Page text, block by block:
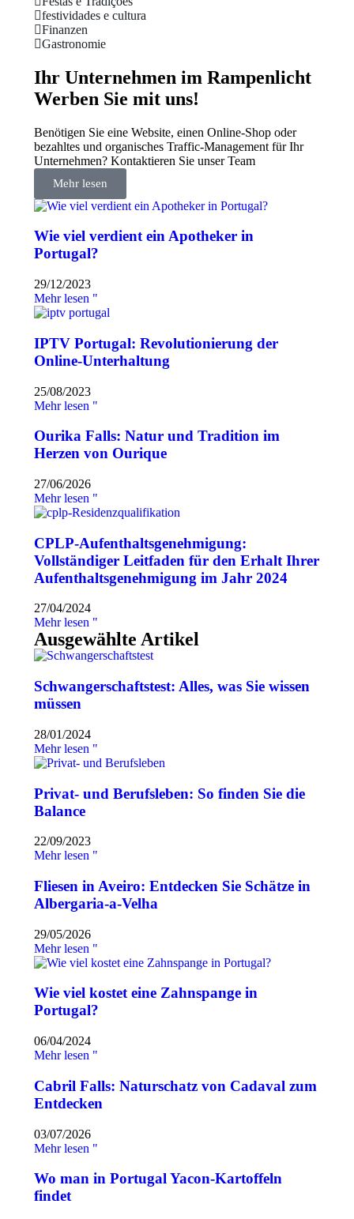
festividades e cultura
Finanzen
Gastronomie
Ihr Unternehmen im Rampenlicht
Werben Sie mit uns!
Benötigen Sie eine Website, einen Online-Shop oder
bezahltes und organisches Traffic-Management für Ihr
Unternehmen? Kontaktieren Sie unser Team
Mehr lesen
Wie viel verdient ein Apotheker in
Portugal?
29/12/2023
Mehr lesen "
IPTV Portugal: Revolutionierung der
Online-Unterhaltung
25/08/2023
Mehr lesen "
Ourika Falls: Natur und Tradition im
Herzen von Ourique
27/06/2026
Mehr lesen "
CPLP-Aufenthaltsgenehmigung:
Vollständiger Leitfaden für den Erhalt Ihrer
Aufenthaltsgenehmigung im Jahr 2024
27/04/2024
Mehr lesen "
Ausgewählte Artikel
Schwangerschaftstest: Alles, was Sie wissen
müssen
28/01/2024
Mehr lesen "
Privat- und Berufsleben: So finden Sie die
Balance
22/09/2023
Mehr lesen "
Fliesen in Aveiro: Entdecken Sie Schätze in
Albergaria-a-Velha
29/05/2026
Mehr lesen "
Wie viel kostet eine Zahnspange in
Portugal?
06/04/2024
Mehr lesen "
Cabril Falls: Naturschatz von Cadaval zum
Entdecken
03/07/2026
Mehr lesen "
Wo man in Portugal Yacon-Kartoffeln
findet